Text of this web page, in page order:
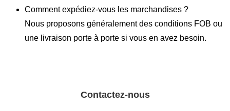
Comment expédiez-vous les marchandises ?
Nous proposons généralement des conditions FOB ou
une livraison porte à porte si vous en avez besoin.
Contactez-nous